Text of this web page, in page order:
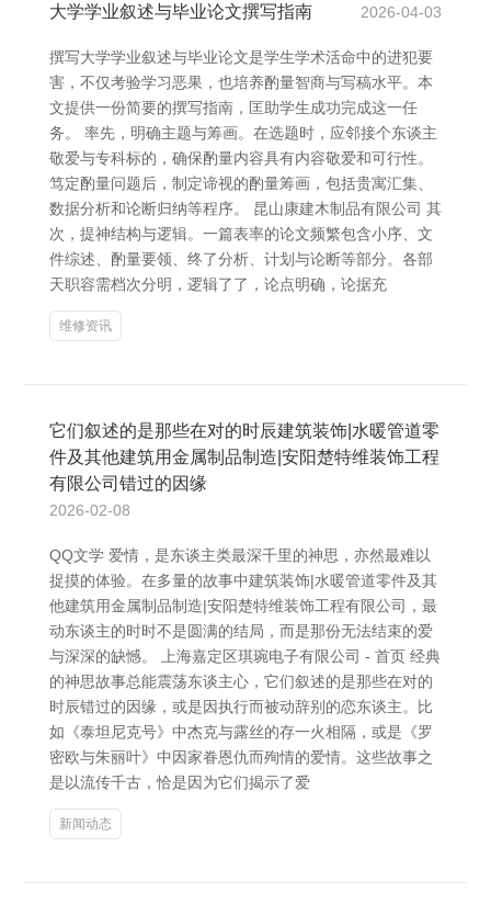
大学学业叙述与毕业论文撰写指南 2026-04-03
撰写大学学业叙述与毕业论文是学生学术活命中的进犯要
害，不仅考验学习恶果，也培养酌量智商与写稿水平。本
文提供一份简要的撰写指南，匡助学生成功完成这一任
务。 率先，明确主题与筹画。在选题时，应邻接个东谈主
敬爱与专科标的，确保酌量内容具有内容敬爱和可行性。
笃定酌量问题后，制定谛视的酌量筹画，包括贵寓汇集、
数据分析和论断归纳等程序。 昆山康建木制品有限公司 其
次，提神结构与逻辑。一篇表率的论文频繁包含小序、文
件综述、酌量要领、终了分析、计划与论断等部分。各部
天职容需档次分明，逻辑了了，论点明确，论据充
维修资讯
它们叙述的是那些在对的时辰建筑装饰|水暖管道零
件及其他建筑用金属制品制造|安阳楚特维装饰工程
有限公司错过的因缘
2026-02-08
QQ文学 爱情，是东谈主类最深千里的神思，亦然最难以
捉摸的体验。在多量的故事中建筑装饰|水暖管道零件及其
他建筑用金属制品制造|安阳楚特维装饰工程有限公司，最
动东谈主的时时不是圆满的结局，而是那份无法结束的爱
与深深的缺憾。 上海嘉定区琪琬电子有限公司 - 首页 经典
的神思故事总能震荡东谈主心，它们叙述的是那些在对的
时辰错过的因缘，或是因执行而被动辞别的恋东谈主。比
如《泰坦尼克号》中杰克与露丝的存一火相隔，或是《罗
密欧与朱丽叶》中因家眷恩仇而殉情的爱情。这些故事之
是以流传千古，恰是因为它们揭示了爱
新闻动态